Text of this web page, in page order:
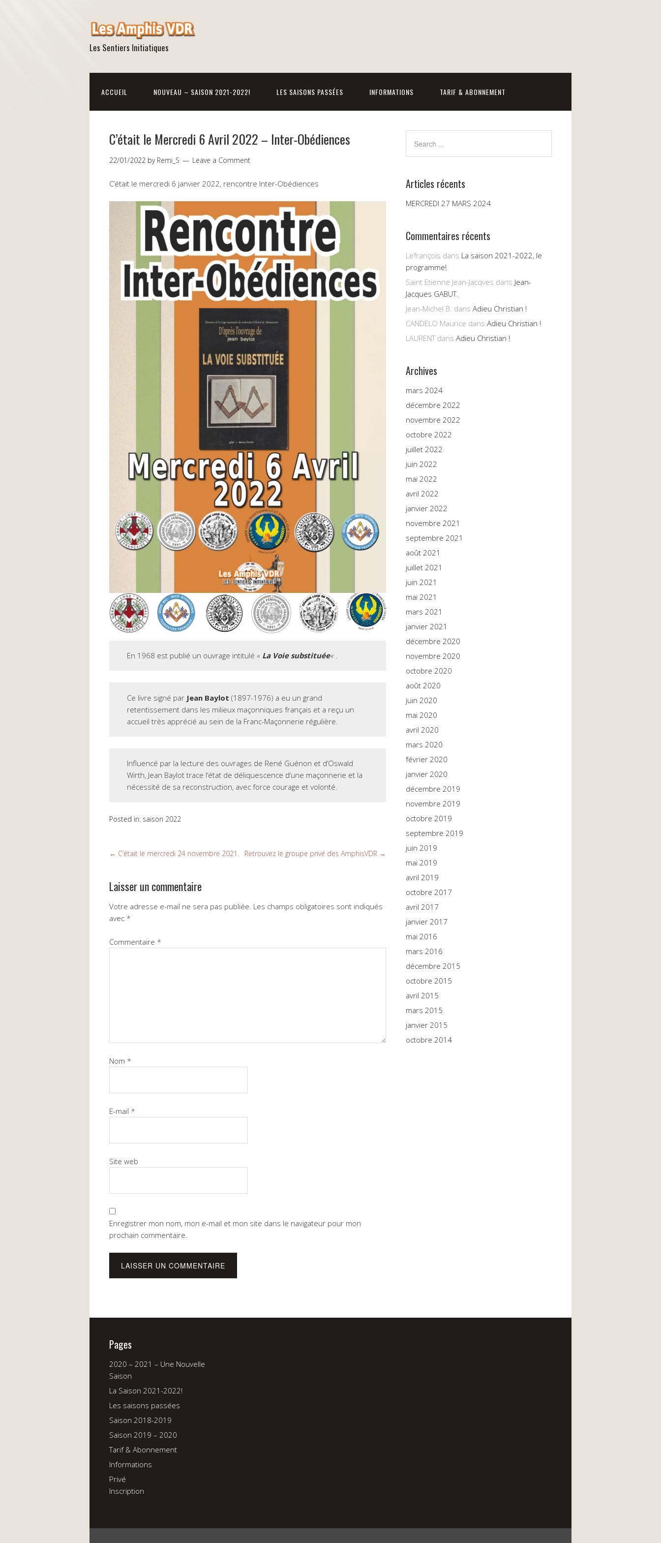
Les Sentiers Initiatiques
ACCUEIL NOUVEAU – SAISON 2021-2022! LES SAISONS PASSÉES INFORMATIONS TARIF & ABONNEMENT
C’était le Mercredi 6 Avril 2022 – Inter-Obédiences
22/01/2022 by Remi_S Leave a Comment
C’était le mercredi 6 janvier 2022, rencontre Inter-Obédiences
En 1968 est publié un ouvrage intitulé « La Voie substituée« .
Ce livre signé par Jean Baylot (1897-1976) a eu un grand
retentissement dans les milieux maçonniques français et a reçu un
accueil très apprécié au sein de la Franc-Maçonnerie régulière.
Influencé par la lecture des ouvrages de René Guénon et d’Oswald
Wirth, Jean Baylot trace l’état de déliquescence d’une maçonnerie et la
nécessité de sa reconstruction, avec force courage et volonté.
Posted in: saison 2022
← C’était le mercredi 24 novembre 2021. Retrouvez le groupe privé des AmphisVDR →
Laisser un commentaire
Votre adresse e-mail ne sera pas publiée. Les champs obligatoires sont indiqués
avec *
Commentaire *
Nom *
E-mail *
Site web
Enregistrer mon nom, mon e-mail et mon site dans le navigateur pour mon
prochain commentaire.
Articles récents
MERCREDI 27 MARS 2024
Commentaires récents
Lefrançois dans La saison 2021-2022, le
programme!
Saint Etienne Jean-Jacqves dans Jean-
Jacques GABUT.
Jean-Michel B. dans Adieu Christian !
CANDELO Maurice dans Adieu Christian !
LAURENTdans Adieu Christian !
Archives
mars 2024
décembre 2022
novembre 2022
octobre 2022
juillet 2022
juin 2022
mai 2022
avril 2022
janvier 2022
novembre 2021
septembre 2021
août 2021
juillet 2021
juin 2021
mai 2021
mars 2021
janvier 2021
décembre 2020
novembre 2020
octobre 2020
août 2020
juin 2020
mai 2020
avril 2020
mars 2020
février 2020
janvier 2020
décembre 2019
novembre 2019
octobre 2019
septembre 2019
juin 2019
mai 2019
avril 2019
octobre 2017
avril 2017
janvier 2017
mai 2016
mars 2016
décembre 2015
octobre 2015
avril 2015
mars 2015
janvier 2015
octobre 2014
Pages
2020 – 2021 – Une Nouvelle
Saison
La Saison 2021-2022!
Les saisons passées
Saison 2018-2019
Saison 2019 – 2020
Tarif & Abonnement
Informations
Privé
Inscription